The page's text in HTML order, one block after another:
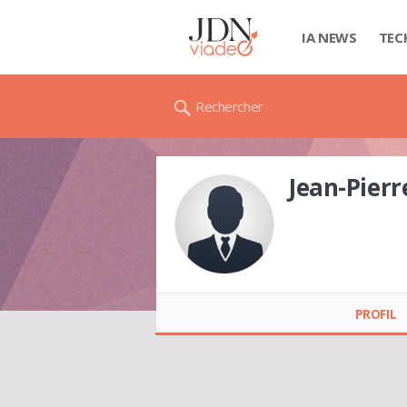
IA NEWS
Rechercher
Jean-
PROFIL